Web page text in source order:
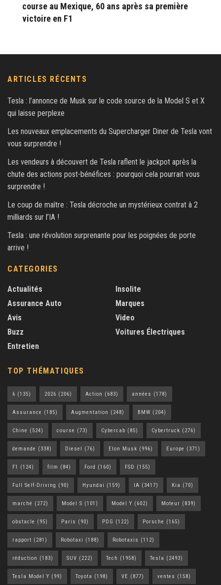
course au Mexique, 60 ans après sa première
victoire en F1
ARTICLES RÉCENTS
Tesla : l’annonce de Musk sur le code source de la Model S et X
qui laisse perplexe
Les nouveaux emplacements du Supercharger Diner de Tesla vont
vous surprendre !
Les vendeurs à découvert de Tesla raflent le jackpot après la
chute des actions post-bénéfices : pourquoi cela pourrait vous
surprendre !
Le coup de maître : Tesla décroche un mystérieux contrat à 2
milliards sur l’IA !
Tesla : une révolution surprenante pour les poignées de porte
arrive !
CATEGORIES
Actualités
Assurance Auto
Avis
Buzz
Entretien
Insolite
Marques
Video
Voitures Électriques
TOP THÉMATIQUES
6 (135) 2026 (206) Action (683) années (178)
Assurance (185) Augmentation (248) BMW (204)
Chine (524) course (73) Cybercab (85) Cybertruck (276)
demande (338) Diesel (76) Elon Musk (996) Europe (371)
F1 (124) film (84) Ford (160) FSD (155)
Full Self-Driving (90) Hyundai (159) IA (3417) Kia (70)
marché (272) Model S (101) Model Y (602) Moteur (839)
obstacle (95) Paris (90) PDG (122) Porsche (165)
rapport (281) Robotaxi (188) Robotaxis (112)
réduction (183) SUV (222) Tech (1958) Tesla (2493)
Tesla Model Y (99) Toyota (198) VE (877) ventes (158)